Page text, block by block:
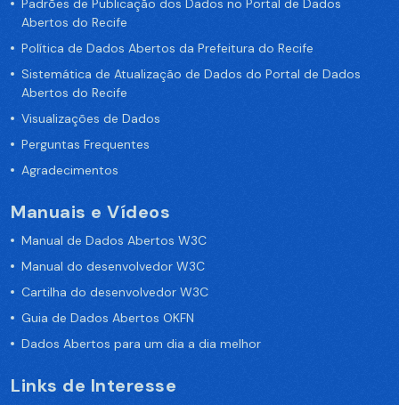
Padrões de Publicação dos Dados no Portal de Dados
Abertos do Recife
Política de Dados Abertos da Prefeitura do Recife
Sistemática de Atualização de Dados do Portal de Dados
Abertos do Recife
Visualizações de Dados
Perguntas Frequentes
Agradecimentos
Manuais e Vídeos
Manual de Dados Abertos W3C
Manual do desenvolvedor W3C
Cartilha do desenvolvedor W3C
Guia de Dados Abertos OKFN
Dados Abertos para um dia a dia melhor
Links de Interesse